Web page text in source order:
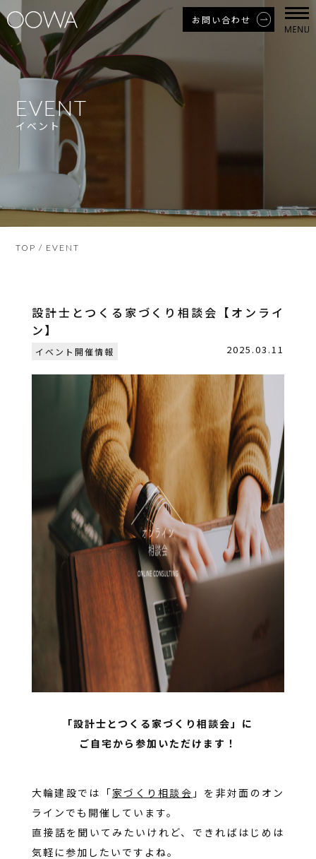
お問い合わせ
EVENT
イベント
TOP / EVENT
設計士とつくる家づくり相談会【オンライ
ン】
イベント開催情報 2025.03.11
「設計士とつくる家づくり相談会」に
ご自宅から参加いただけます！
大輪建設では「家づくり相談会 」を非対面のオン
ラインでも開催しています。
直接話を聞いてみたいけれど、できればはじめは
気軽に参加したいですよね。